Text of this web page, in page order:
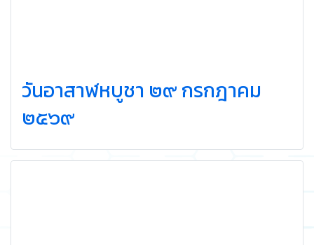
วันอาสาฬหบูชา ๒๙ กรกฎาคม
๒๕๖๙